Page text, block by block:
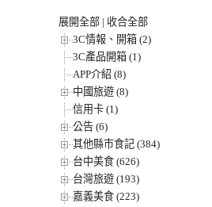
展開全部 | 收合全部
3C情報、開箱 (2)
3C產品開箱 (1)
APP介紹 (8)
中國旅遊 (8)
信用卡 (1)
公告 (6)
其他縣市食記 (384)
台中美食 (626)
台灣旅遊 (193)
嘉義美食 (223)